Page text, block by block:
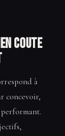
coute
à
concevoir,